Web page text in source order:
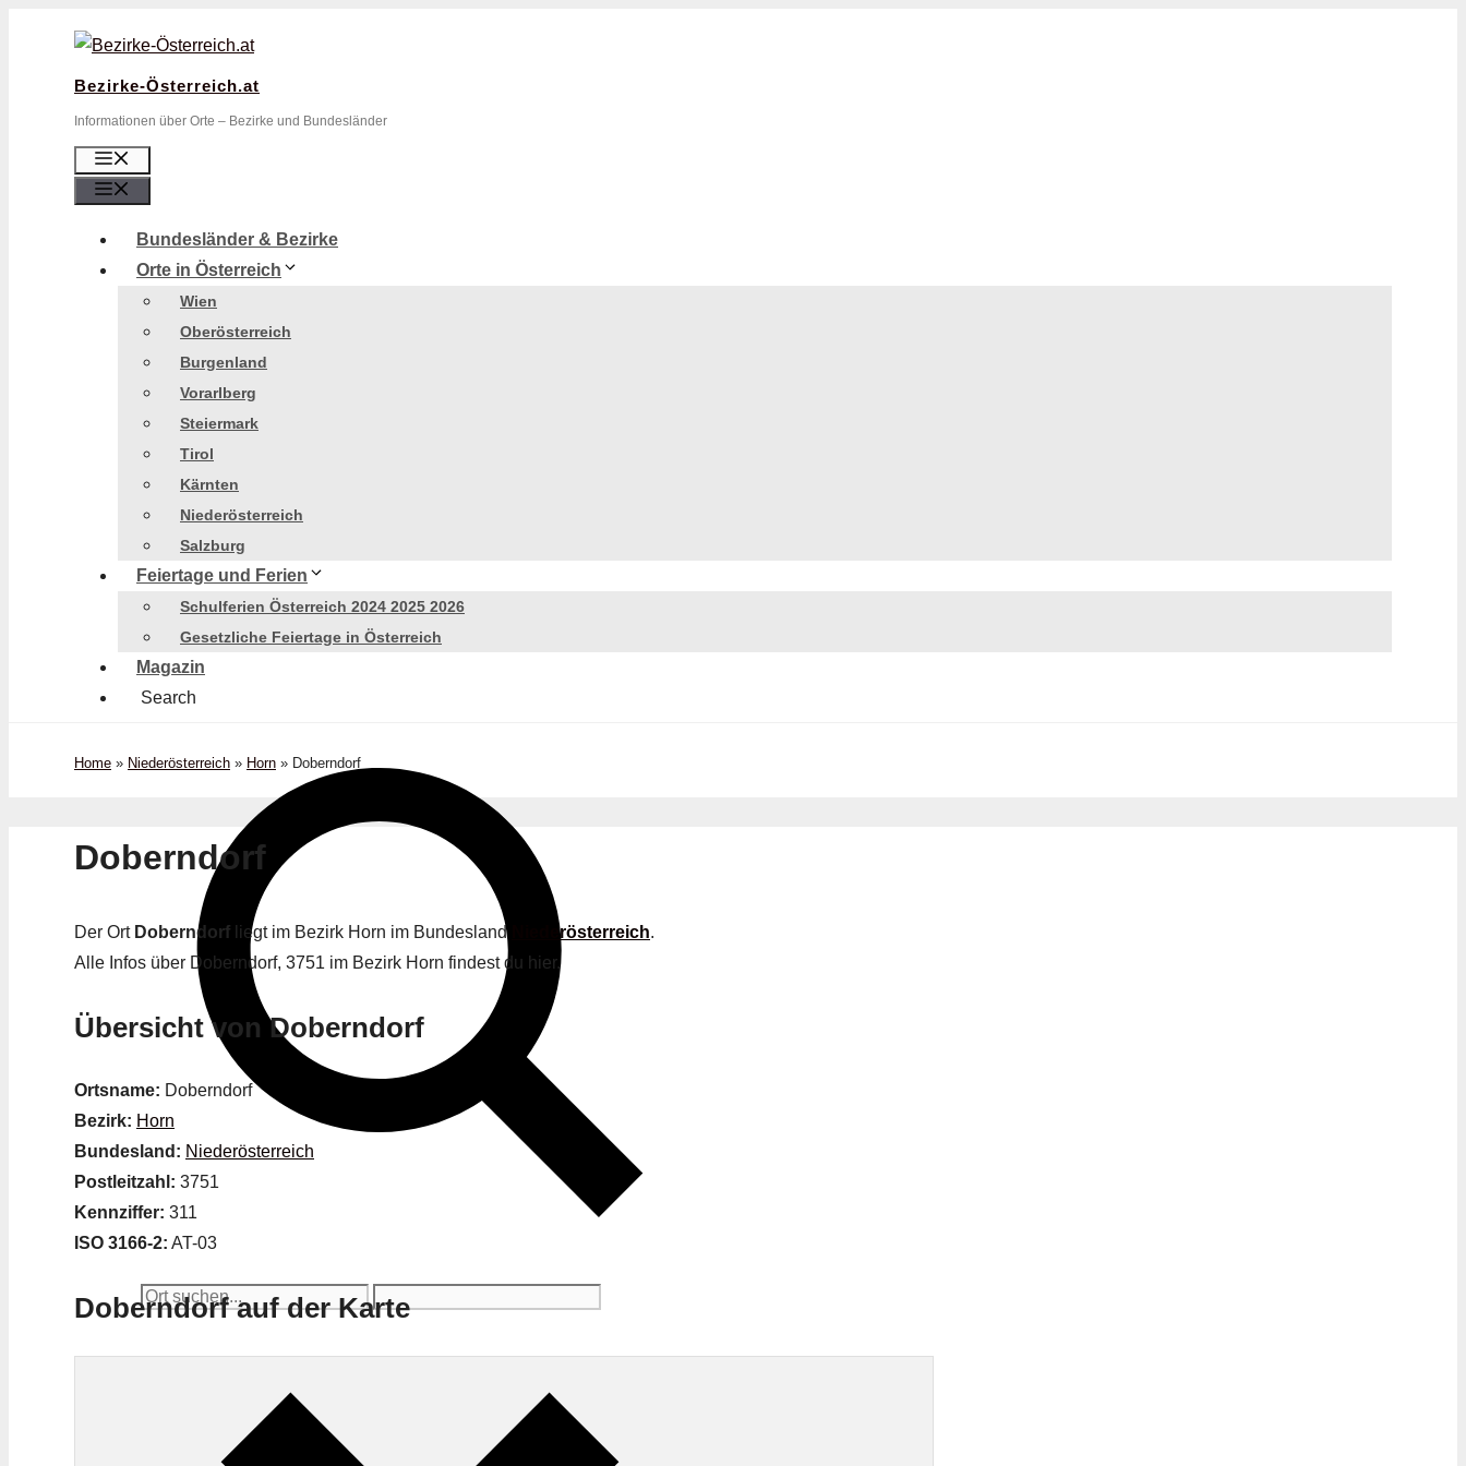
Bezirke-Österreich.at
Informationen über Orte – Bezirke und Bundesländer
Bundesländer & Bezirke
Orte in Österreich
Wien
Oberösterreich
Burgenland
Vorarlberg
Steiermark
Tirol
Kärnten
Niederösterreich
Salzburg
Feiertage und Ferien
Schulferien Österreich 2024 2025 2026
Gesetzliche Feiertage in Österreich
Magazin
Search
Home » Niederösterreich » Horn » Doberndorf
Doberndorf
Der Ort Doberndorf liegt im Bezirk Horn im Bundesland Niederösterreich.
Alle Infos über Doberndorf, 3751 im Bezirk Horn findest du hier.
Übersicht von Doberndorf
Ortsname: Doberndorf
Bezirk: Horn
Bundesland: Niederösterreich
Postleitzahl: 3751
Kennziffer: 311
ISO 3166-2: AT-03
Doberndorf auf der Karte